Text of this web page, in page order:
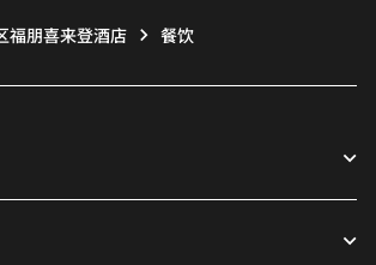
福朋喜来登酒店 餐饮